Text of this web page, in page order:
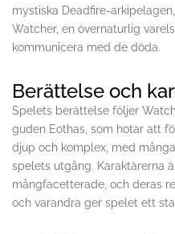
mystiska Deadfire-
Watcher, en övernaturlig
kommunicera med de döda.
Berättelse och
Spelets berättelse följer
guden Eothas, som hotar att
djup och komplex, med
spelets utgång. Karaktärerna
mångfacetterade, och deras
och varandra ger spelet ett